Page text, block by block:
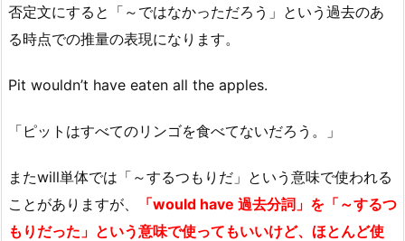
否定文にすると「～ではなかっただろう」という過去のあ
る時点での推量の表現になります。
Pit wouldn’t have eaten all the apples.
「ピットはすべてのリンゴを食べてないだろう。」
またwill単体では「～するつもりだ」という意味で使われる
ことがありますが、
「would have 過去分詞」を「～するつ
もりだった」という意味で使ってもいいけど、ほとんど使